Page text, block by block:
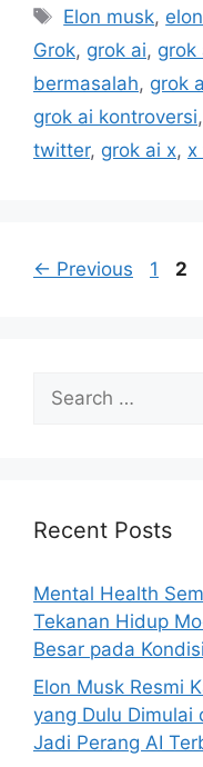
e
g
o
r
i
T
a
s
Elon musk,
Grok, grok ai, grok
bermasalah, grok
grok ai kontroversi,
twitter, grok ai x, x
← Previous
P
1
P
2
h
r
:
Recent Posts
Mental Health
Tekanan Hidup
Besar pada
Elon Musk Resmi
yang Dulu Dimulai
Jadi Perang AI